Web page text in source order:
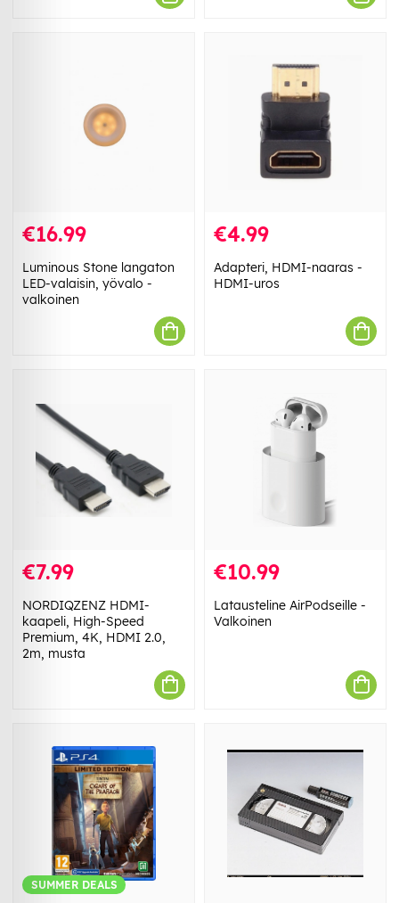
€16.99
Luminous Stone langaton
LED-valaisin, yövalo -
valkoinen
€4.99
Adapteri, HDMI-naaras -
HDMI-uros
€7.99
NORDIQZENZ HDMI-
kaapeli, High-Speed
Premium, 4K, HDMI 2.0,
2m, musta
€10.99
Latausteline AirPodseille -
Valkoinen
SUMMER DEALS